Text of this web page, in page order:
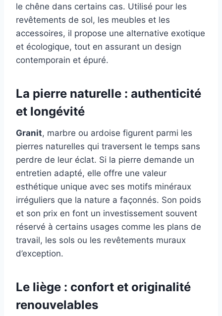
le chêne dans certains cas. Utilisé pour les
revêtements de sol, les meubles et les
accessoires, il propose une alternative exotique
et écologique, tout en assurant un design
contemporain et épuré.
La pierre naturelle : authenticité
et longévité
Granit, marbre ou ardoise figurent parmi les
pierres naturelles qui traversent le temps sans
perdre de leur éclat. Si la pierre demande un
entretien adapté, elle offre une valeur
esthétique unique avec ses motifs minéraux
irréguliers que la nature a façonnés. Son poids
et son prix en font un investissement souvent
réservé à certains usages comme les plans de
travail, les sols ou les revêtements muraux
d’exception.
Le liège : confort et originalité
renouvelables